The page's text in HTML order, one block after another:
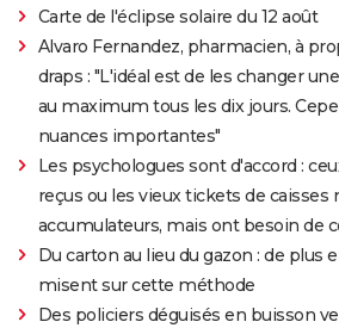
Carte de l'éclipse solaire du 12 août
Alvaro Fernandez, pharmacien, à
draps : "L'idéal est de les changer
au maximum tous les dix jours.
nuances importantes"
Les psychologues sont d'accord :
reçus ou les vieux tickets de caisses
accumulateurs, mais ont besoin de
Du carton au lieu du gazon : de plus
misent sur cette méthode
Des policiers déguisés en buisson